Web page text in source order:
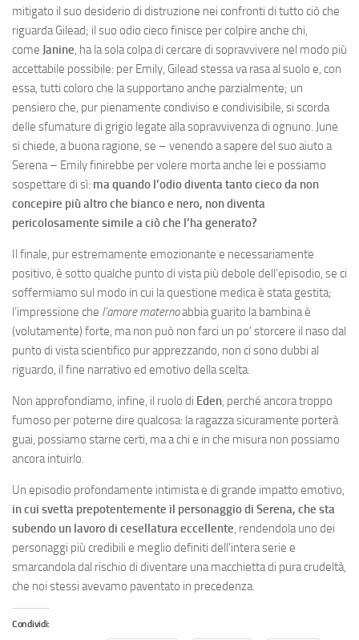
mitigato il suo desiderio di distruzione nei confronti di tutto ciò che
riguarda Gilead; il suo odio cieco finisce per colpire anche chi,
come Janine, ha la sola colpa di cercare di sopravvivere nel modo più
accettabile possibile: per Emily, Gilead stessa va rasa al suolo e, con
essa, tutti coloro che la supportano anche parzialmente; un
pensiero che, pur pienamente condiviso e condivisibile, si scorda
delle sfumature di grigio legate alla sopravvivenza di ognuno. June
si chiede, a buona ragione, se – venendo a sapere del suo aiuto a
Serena – Emily finirebbe per volere morta anche lei e possiamo
sospettare di sì: ma quando l’odio diventa tanto cieco da non
concepire più altro che bianco e nero, non diventa
pericolosamente simile a ciò che l’ha generato?
Il finale, pur estremamente emozionante e necessariamente
positivo, è sotto qualche punto di vista più debole dell’episodio, se ci
soffermiamo sul modo in cui la questione medica è stata gestita;
l’impressione che l’amore maternoabbia guarito la bambina è
(volutamente) forte, ma non può non farci un po’ storcere il naso dal
punto di vista scientifico pur apprezzando, non ci sono dubbi al
riguardo, il fine narrativo ed emotivo della scelta.
Non approfondiamo, infine, il ruolo di Eden, perché ancora troppo
fumoso per poterne dire qualcosa: la ragazza sicuramente porterà
guai, possiamo starne certi, ma a chi e in che misura non possiamo
ancora intuirlo.
Un episodio profondamente intimista e di grande impatto emotivo,
in cui svetta prepotentemente il personaggio di Serena, che sta
subendo un lavoro di cesellatura eccellente, rendendola uno dei
personaggi più credibili e meglio definiti dell’intera serie e
smarcandola dal rischio di diventare una macchietta di pura crudeltà,
che noi stessi avevamo paventato in precedenza.
Condividi: